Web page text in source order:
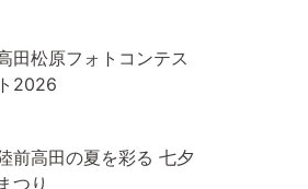
田松原フォトコンテス
ト2026
前高田の夏を彩る 七夕
まつり